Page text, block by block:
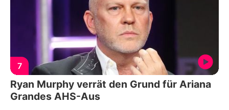
7
Ryan Murphy verrät den Grund für Ariana
Grandes AHS-Aus